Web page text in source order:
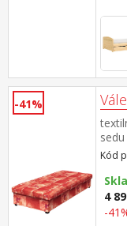
-41%
Kód
4
-